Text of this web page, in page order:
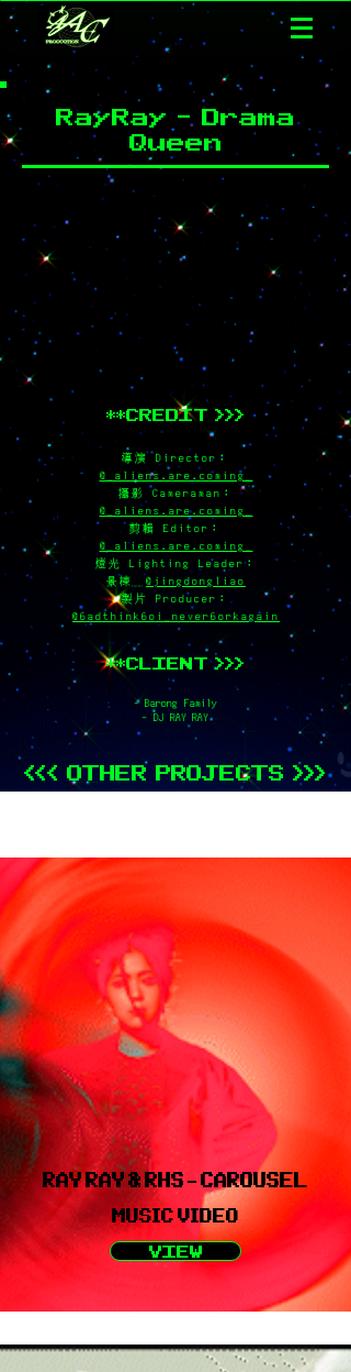
RayRay - Drama
Queen
**CREDIT >>>
導演 Director：
@_aliens.are.coming_
攝影 Cameraman：
@_aliens.are.coming_
剪輯 Editor：
@_aliens.are.coming_
燈光 Lighting Leader：
景棟 @jingdongliao
製片 Producer：
@6adthink6oi_never6orkagain
**CLIENT >>>
- Barong Family
- DJ RAY RAY
<<< OTHER PROJECTS >>>
RAY RAY & RHS - CAROUSEL
MUSIC VIDEO
VIEW